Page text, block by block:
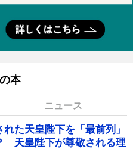
本
ニュース
た天皇陛下を「最前列」
天皇陛下が尊敬される理